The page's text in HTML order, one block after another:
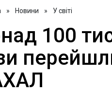
» Новини » У світі
100